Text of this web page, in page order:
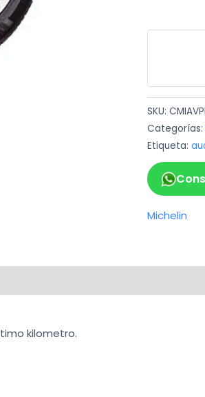
SKU:
Categorías:
Etiqueta:
Michelin
kilometro.